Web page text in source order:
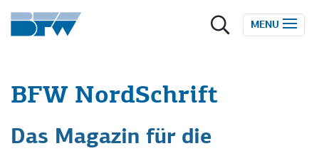
Zum Inhalt springen
MENU
BFW NordSchrift
Das Magazin für die